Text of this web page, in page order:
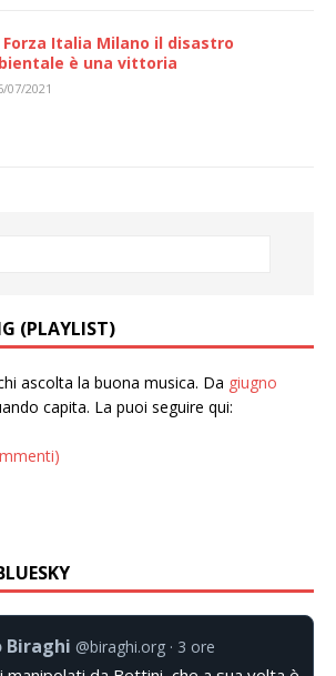
Forza Italia Milano il disastro
è una vittoria
07/2021
(PLAYLIST)
ascolta la buona musica. Da giugno
capita. La puoi seguire qui:
Biraghi @biraghi.org 3 ore